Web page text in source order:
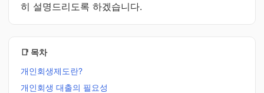
히 설명드리도록 하겠습니다.
📑 목차
개인회생제도란?
개인회생 대출의 필요성